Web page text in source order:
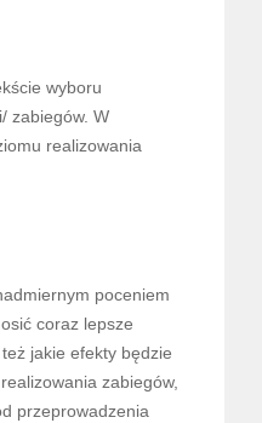
wyboru
zabiegów. W
realizowania
poceniem
coraz lepsze
jakie efekty będzie
zabiegów,
przeprowadzenia